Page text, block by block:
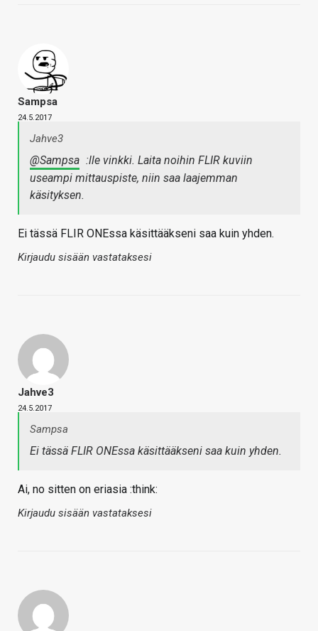
Sampsa
24.5.2017
Jahve3
@Sampsa :lle vinkki. Laita noihin FLIR kuviin
useampi mittauspiste, niin saa laajemman
käsityksen.
Ei tässä FLIR ONEssa käsittääkseni saa kuin yhden.
Kirjaudu sisään vastataksesi
Jahve3
24.5.2017
Sampsa
Ei tässä FLIR ONEssa käsittääkseni saa kuin yhden.
Ai, no sitten on eriasia :think:
Kirjaudu sisään vastataksesi